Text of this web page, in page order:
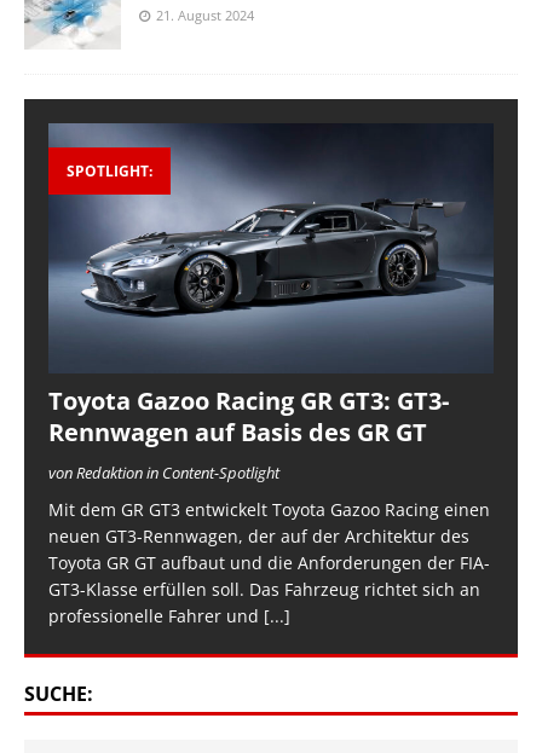
21. August 2024
SPOTLIGHT:
Toyota Gazoo Racing GR GT3: GT3-
Rennwagen auf Basis des GR GT
von Redaktion in Content-Spotlight
Mit dem GR GT3 entwickelt Toyota Gazoo Racing einen
neuen GT3-Rennwagen, der auf der Architektur des
Toyota GR GT aufbaut und die Anforderungen der FIA-
GT3-Klasse erfüllen soll. Das Fahrzeug richtet sich an
professionelle Fahrer und [...]
SUCHE: